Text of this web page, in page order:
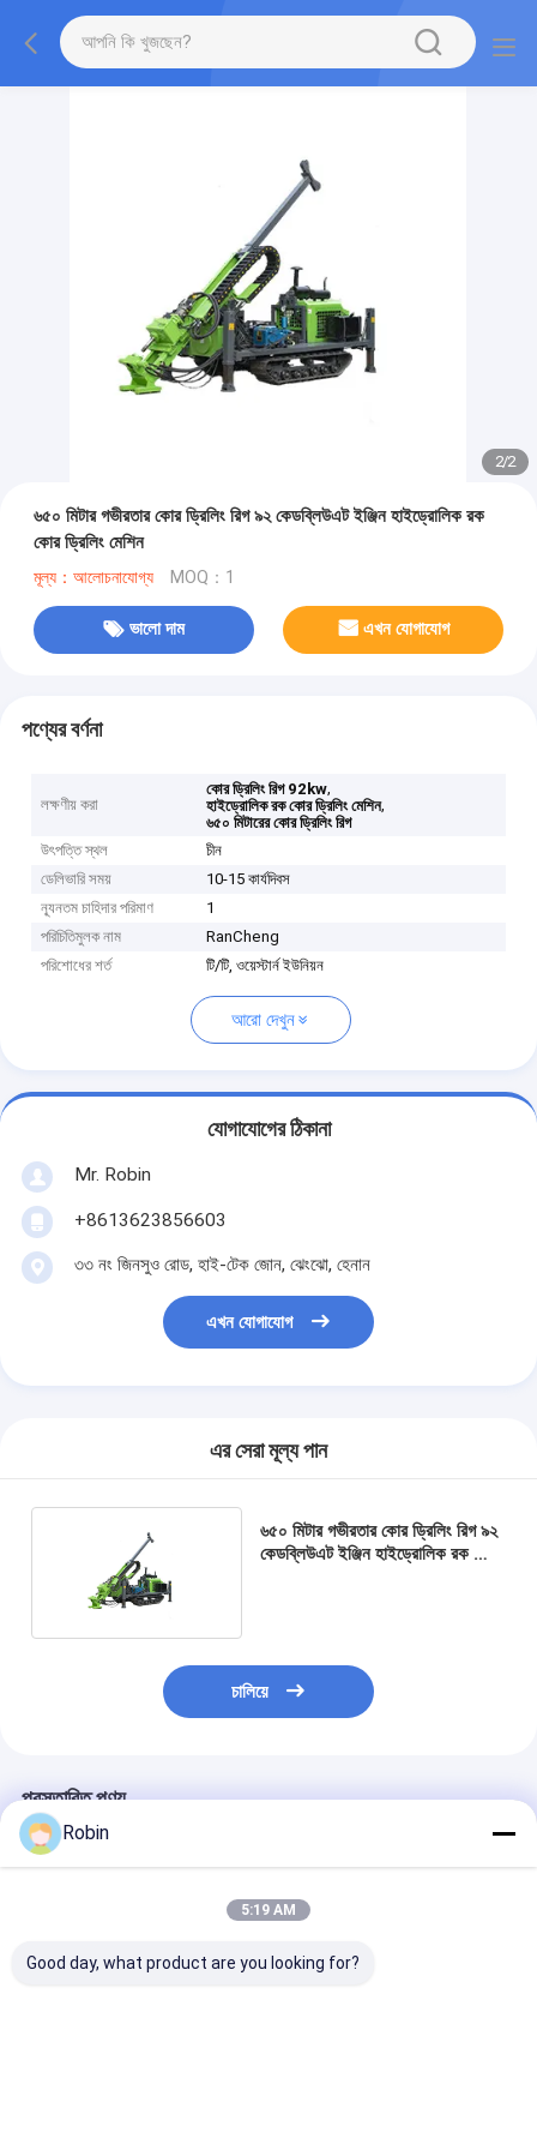
2/2
৬৫০ মিটার গভীরতার কোর ড্রিলিং রিগ ৯২ কেডব্লিউএট ইঞ্জিন হাইড্রোলিক রক
কোর ড্রিলিং মেশিন
মূল্য：আলোচনাযোগ্য MOQ：1
ভালো দাম এখন যোগাযোগ
পণ্যের বর্ণনা
লক্ষণীয় করা
কোর ড্রিলিং রিগ 92kw,
হাইড্রোলিক রক কোর ড্রিলিং মেশিন,
৬৫০ মিটারের কোর ড্রিলিং রিগ
উৎপত্তি স্থল
চীন
ডেলিভারি সময়
10-15 কার্যদিবস
ন্যূনতম চাহিদার পরিমাণ
1
পরিচিতিমুলক নাম
RanCheng
পরিশোধের শর্ত
টি/টি, ওয়েস্টার্ন ইউনিয়ন
আরো দেখুন
যোগাযোগের ঠিকানা
Mr. Robin
+8613623856603
৩৩ নং জিনসুও রোড, হাই-টেক জোন, ঝেংঝো, হেনান
এখন যোগাযোগ
এর সেরা মূল্য পান
৬৫০ মিটার গভীরতার কোর ড্রিলিং রিগ ৯২
কেডব্লিউএট ইঞ্জিন হাইড্রোলিক রক কোর
চালিয়ে
প্রস্তাবিত পণ্য
Robin
5:19 AM
Good day, what product are you looking for?